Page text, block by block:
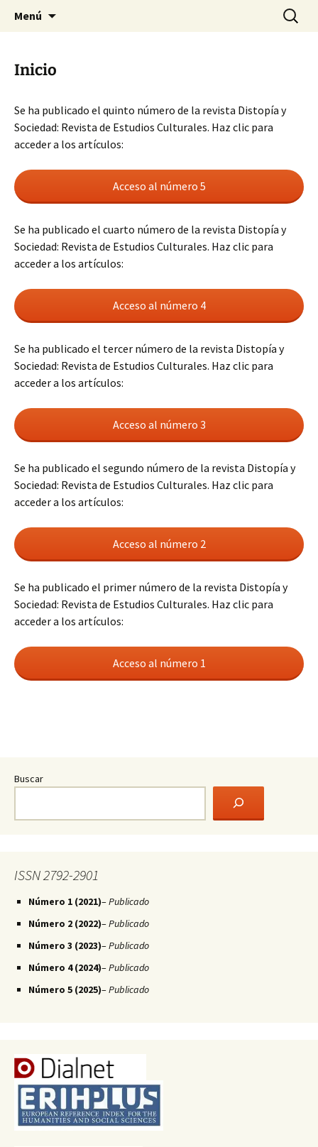
Distopía y Sociedad: Revista
de Estudios Culturales
Menú Buscar:
Inicio
Se ha publicado el quinto número de la revista Distopía y
Sociedad: Revista de Estudios Culturales. Haz clic para
acceder a los artículos:
Acceso al número 5
Se ha publicado el cuarto número de la revista Distopía y
Sociedad: Revista de Estudios Culturales. Haz clic para
acceder a los artículos:
Acceso al número 4
Se ha publicado el tercer número de la revista Distopía y
Sociedad: Revista de Estudios Culturales. Haz clic para
acceder a los artículos:
Acceso al número 3
Se ha publicado el segundo número de la revista Distopía y
Sociedad: Revista de Estudios Culturales. Haz clic para
acceder a los artículos:
Acceso al número 2
Se ha publicado el primer número de la revista Distopía y
Sociedad: Revista de Estudios Culturales. Haz clic para
acceder a los artículos:
Acceso al número 1
Buscar
ISSN 2792-2901
Número 1 (2021)–Publicado
Número 2 (2022)–Publicado
Número 3 (2023)–Publicado
Número 4 (2024)–Publicado
Número 5 (2025)–Publicado